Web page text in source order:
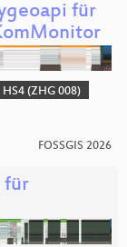
für
HS4 (ZHG 008)
FOSSGIS 2026
für